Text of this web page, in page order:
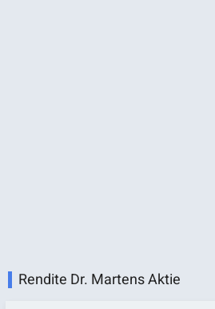
Rendite Dr. Martens Aktie